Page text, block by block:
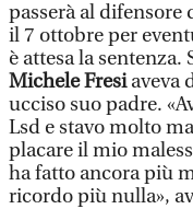
passerà al difensore
il 7 ottobre per
è attesa la
Michele Fresiaveva
ucciso suo padre.
Lsd e stavo molto
placare il mio
ha fatto ancora più
ricordo più nulla»,